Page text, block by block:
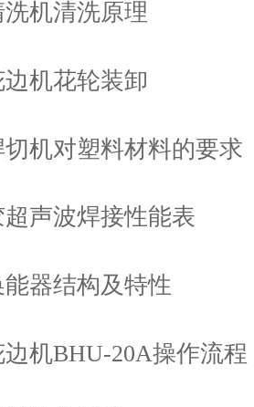
机清洗原理
机花轮装卸
机对塑料材料的要求
声波焊接性能表
器结构及特性
机BHU-20A操作流程